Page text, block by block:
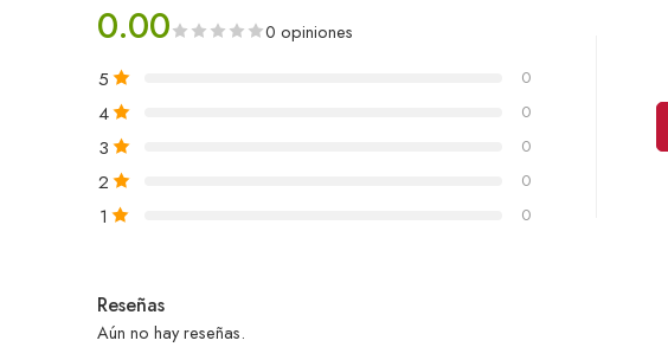
0.00 0 opiniones
5 0
4 0
3 0
2 0
1 0
Reseñas
Aún no hay reseñas.